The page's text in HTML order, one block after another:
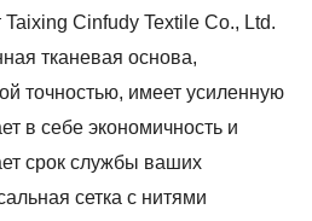
Taixing Cinfudy Textile Co., Ltd.
тканевая основа,
точностью, имеет усиленную
в себе экономичность и
срок службы ваших
сетка с нитями